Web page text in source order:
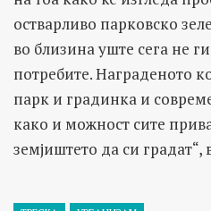
остварливо парковско
во близина уште сега не
потребите. Награденото
парк и градинка и
како и можност сите
земјиштето да си